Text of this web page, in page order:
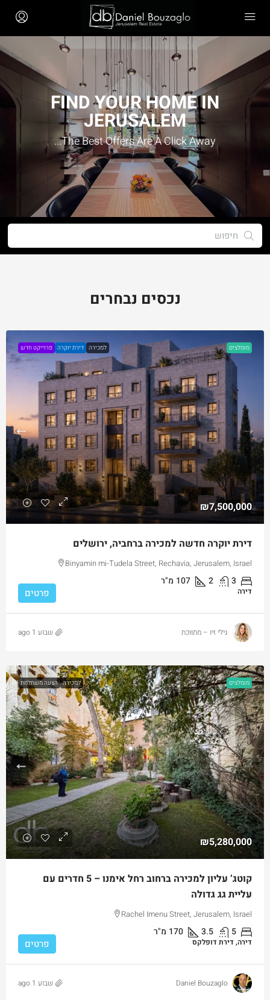
FIND YOUR HOME IN
JERUSALEM
The Best Offers Are A Click Away...
נכסים נבחרים
מומלצים למכירה דירת יוקרה פרוייקט חדש
₪7,500,000
דירת יוקרה חדשה למכירה ברחביה, ירושלים
Binyamin mi-Tudela Street, Rechavia, Jerusalem, Israel
3
2
107 מ"ר
דירה פרטים
גילי זיו – מתווכת שבוע 1 ago
מומלצים למכירה הצעה משתלמת
₪5,280,000
קוטג’ עליון למכירה ברחוב רחל אימנו – 5 חדרים עם
עליית גג גדולה
Rachel Imenu Street, Jerusalem, Israel
5
3.5
170 מ"ר
דירה, דירת דופלקס פרטים
Daniel Bouzaglo שבוע 1 ago